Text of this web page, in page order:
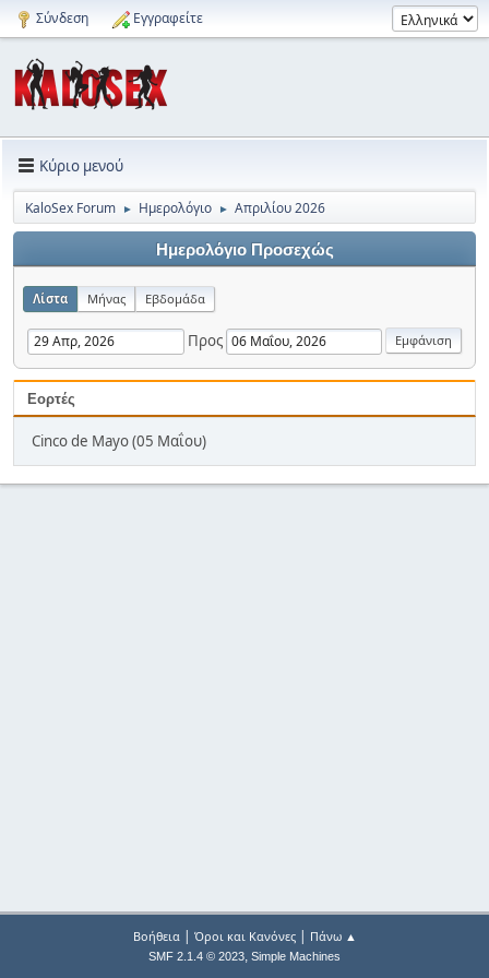
Σύνδεση Εγγραφείτε
Κύριο μενού
KaloSex Forum ► Ημερολόγιο ► Απριλίου 2026
Ημερολόγιο Προσεχώς
Λίστα Μήνας Εβδομάδα
Προς
Εορτές
Cinco de Mayo (05 Μαΐου)
Βοήθεια| Όροι και Κανόνες| Πάνω ▲
SMF 2.1.4 © 2023, Simple Machines